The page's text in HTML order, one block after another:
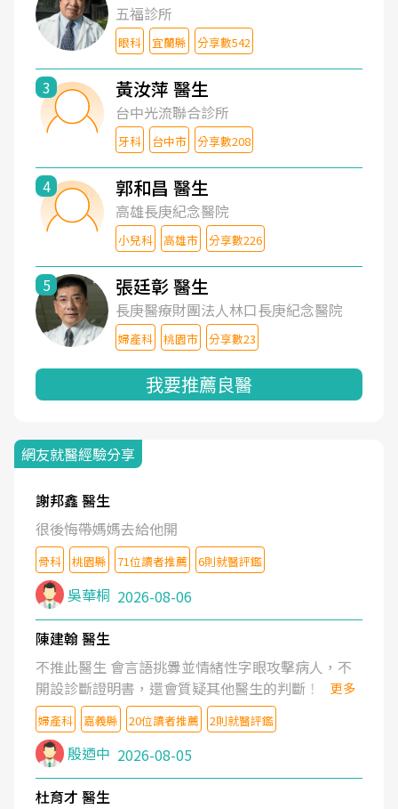
五福診所
眼科 宜蘭縣 分享數542
3 黃汝萍 醫生
台中光流聯合診所
牙科 台中市 分享數208
4 郭和昌 醫生
高雄長庚紀念醫院
小兒科 高雄市 分享數226
5 張廷彰 醫生
長庚醫療財團法人林口長庚紀念醫院
婦產科 桃園市 分享數23
我要推薦良醫
網友就醫經驗分享
謝邦鑫 醫生
很後悔帶媽媽去給他開
骨科 桃園縣 71位讀者推薦 6則就醫評鑑
吳華桐 2026-08-06
陳建翰 醫生
不推此醫生 會言語挑釁並情緒性字眼攻擊病人，不
開設診斷證明書，還會質疑其他醫生的判斷！
更多
婦產科 嘉義縣 20位讀者推薦 2則就醫評鑑
殷迺中 2026-08-05
杜育才 醫生